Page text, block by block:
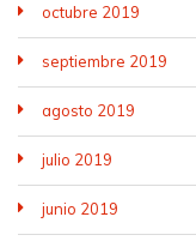
octubre 2019
septiembre 2019
agosto 2019
julio 2019
junio 2019